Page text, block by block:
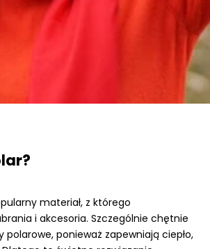
materiał, z którego
i akcesoria. Szczególnie chętnie
polarowe, ponieważ zapewniają ciepło,